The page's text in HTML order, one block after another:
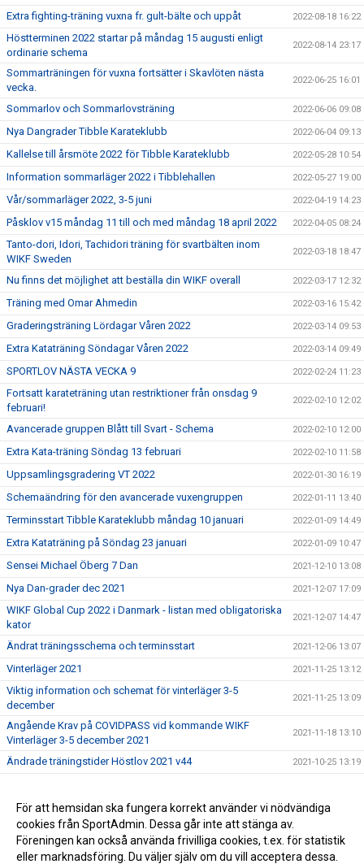
Extra fighting-träning vuxna fr. gult-bälte och uppåt 2022-08-18 16:22
Höstterminen 2022 startar på måndag 15 augusti enligt
ordinarie schema
2022-08-14 23:17
Sommarträningen för vuxna fortsätter i Skavlöten nästa
vecka.
2022-06-25 16:01
Sommarlov och Sommarlovsträning 2022-06-06 09:08
Nya Dangrader Tibble Karateklubb 2022-06-04 09:13
Kallelse till årsmöte 2022 för Tibble Karateklubb 2022-05-28 10:54
Information sommarläger 2022 i Tibblehallen 2022-05-27 19:00
Vår/sommarläger 2022, 3-5 juni 2022-04-19 14:23
Påsklov v15 måndag 11 till och med måndag 18 april 2022 2022-04-05 08:24
Tanto-dori, Idori, Tachidori träning för svartbälten inom
WIKF Sweden
2022-03-18 18:47
Nu finns det möjlighet att beställa din WIKF overall 2022-03-17 12:32
Träning med Omar Ahmedin 2022-03-16 15:42
Graderingsträning Lördagar Våren 2022 2022-03-14 09:53
Extra Kataträning Söndagar Våren 2022 2022-03-14 09:49
SPORTLOV NÄSTA VECKA 9 2022-02-24 11:23
Fortsatt karateträning utan restriktioner från onsdag 9
februari!
2022-02-10 12:02
Avancerade gruppen Blått till Svart - Schema 2022-02-10 12:00
Extra Kata-träning Söndag 13 februari 2022-02-10 11:58
Uppsamlingsgradering VT 2022 2022-01-30 16:19
Schemaändring för den avancerade vuxengruppen 2022-01-11 13:40
Terminsstart Tibble Karateklubb måndag 10 januari 2022-01-09 14:49
Extra Kataträning på Söndag 23 januari 2022-01-09 10:47
Sensei Michael Öberg 7 Dan 2021-12-10 13:08
Nya Dan-grader dec 2021 2021-12-07 17:09
WIKF Global Cup 2022 i Danmark - listan med obligatoriska
kator
2021-12-07 14:47
Ändrat träningsschema och terminsstart 2021-12-06 13:07
Vinterläger 2021 2021-11-25 13:12
Viktig information och schemat för vinterläger 3-5
december
2021-11-25 13:09
Angående Krav på COVIDPASS vid kommande WIKF
Vinterläger 3-5 december 2021
2021-11-18 13:10
Ändrade träningstider Höstlov 2021 v44 2021-10-25 13:19
Välkomna till vår nya hemsida ! 2021-09-28 10:02
Graderingsträningar för vuxna höstterminen 2021 2021-08-22 13:20
För att hemsidan ska fungera korrekt använder vi nödvändiga
cookies från SportAdmin. Dessa går inte att stänga av.
Föreningen kan också använda frivilliga cookies, t.ex. för statistik
eller marknadsföring. Du väljer själv om du vill acceptera dessa.